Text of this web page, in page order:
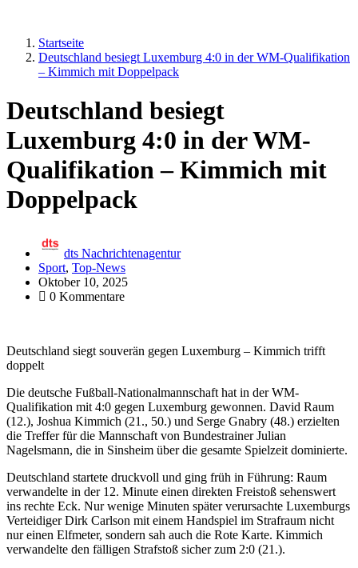
Startseite
Deutschland besiegt Luxemburg 4:0 in der WM-Qualifikation
– Kimmich mit Doppelpack
Deutschland besiegt
Luxemburg 4:0 in der WM-
Qualifikation – Kimmich mit
Doppelpack
dts Nachrichtenagentur
Sport, Top-News
Oktober 10, 2025
0 Kommentare
Deutschland siegt souverän gegen Luxemburg – Kimmich trifft
doppelt
Die deutsche Fußball-Nationalmannschaft hat in der WM-
Qualifikation mit 4:0 gegen Luxemburg gewonnen. David Raum
(12.), Joshua Kimmich (21., 50.) und Serge Gnabry (48.) erzielten
die Treffer für die Mannschaft von Bundestrainer Julian
Nagelsmann, die in Sinsheim über die gesamte Spielzeit dominierte.
Deutschland startete druckvoll und ging früh in Führung: Raum
verwandelte in der 12. Minute einen direkten Freistoß sehenswert
ins rechte Eck. Nur wenige Minuten später verursachte Luxemburgs
Verteidiger Dirk Carlson mit einem Handspiel im Strafraum nicht
nur einen Elfmeter, sondern sah auch die Rote Karte. Kimmich
verwandelte den fälligen Strafstoß sicher zum 2:0 (21.).